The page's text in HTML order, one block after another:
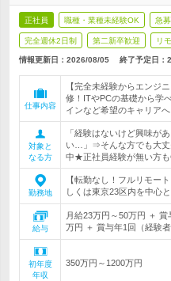
正社員 職種・業種未経験OK 急募
完全週休2日制 第二新卒歓迎 リ
情報更新日：2026/08/05 終了予定日：
仕事内容
【完全未経験からエンジ
修！ITやPCの基礎から学
インなど希望のキャリアへ
対象と
なる方
「経験はないけど興味が
い…」⇒そんな方でも大
中★正社員経験が無い方
勤務地
【転勤なし！フルリモー
しくは東京23区内を中心
給与
月給23万円～50万円 ＋
万円 ＋ 賞与年1回（経験
初年度
年収
350万円～1200万円